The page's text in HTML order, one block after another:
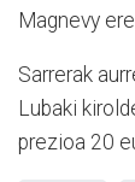
Magnevy
Sarrerak
Lubaki
prezioa 20